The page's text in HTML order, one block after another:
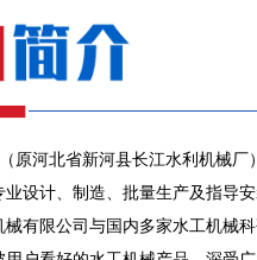
原河北省新河县长江水利机械厂
设计、制造、批量生产及指导
有限公司与国内多家水工机械